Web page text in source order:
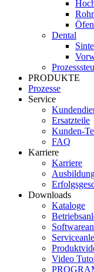
Dental
PRODUKTE
Prozesse
Service
Ersatzteile
Kunden-
FAQ
Karriere
Karriere
Downloads
Kataloge
Video